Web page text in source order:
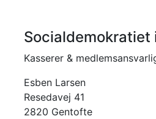
Socialdemokratiet
Kasserer &
Esben Larsen
Resedavej 41
2820 Gentofte